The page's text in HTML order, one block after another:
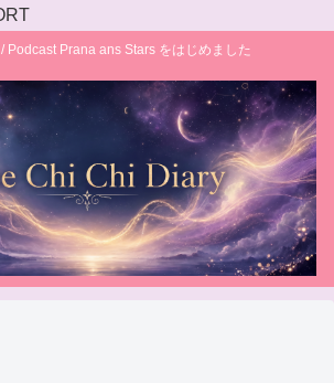
Podcast Prana ans Stars をはじめました